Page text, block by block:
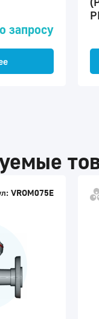
запросу
VROM075E